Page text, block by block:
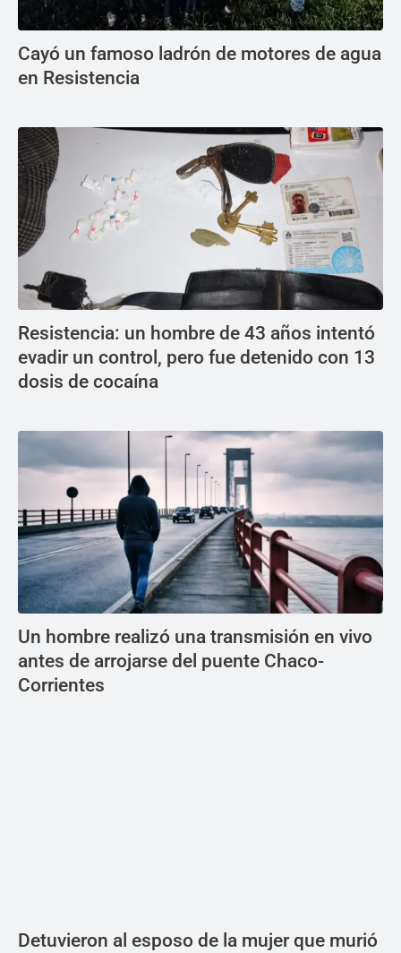
Cayó un famoso ladrón de motores de agua
en Resistencia
Resistencia: un hombre de 43 años intentó
evadir un control, pero fue detenido con 13
dosis de cocaína
Un hombre realizó una transmisión en vivo
antes de arrojarse del puente Chaco-
Corrientes
Detuvieron al esposo de la mujer que murió